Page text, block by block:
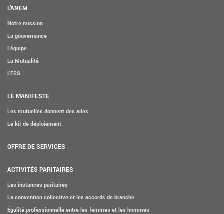
L’ANEM
Notre mission
La gouvernance
L’équipe
La Mutualité
L’ESS
LE MANIFESTE
Les mutuelles donnent des ailes
Le kit de déploiement
OFFRE DE SERVICES
ACTIVITÉS PARITAIRES
Les instances paritaires
La convention collective et les accords de branche
Égalité professionnelle entre les femmes et les hommes